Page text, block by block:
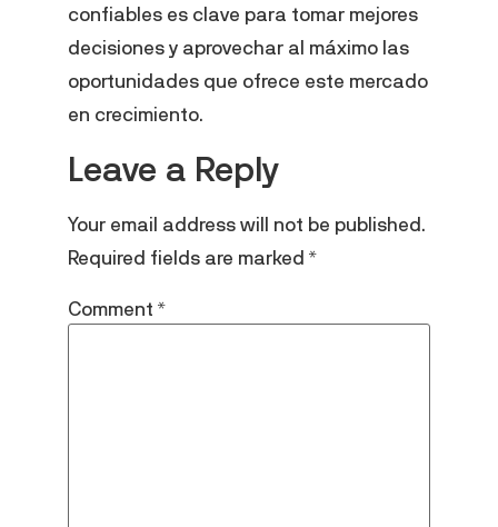
confiables es clave para tomar mejores
decisiones y aprovechar al máximo las
oportunidades que ofrece este mercado
en crecimiento.
Leave a Reply
Your email address will not be published.
Required fields are marked*
Comment*